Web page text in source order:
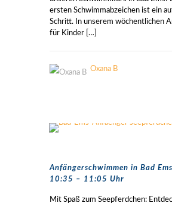
ersten Schwimmabzeichen ist ein
Schritt. In unserem wöchentlichen
für Kinder […]
Oxana B
Anfängerschwimmen in Bad
10:35 – 11:05 Uhr
Mit Spaß zum Seepferdchen: